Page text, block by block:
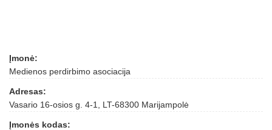
Įmonė:
Medienos perdirbimo asociacija
Adresas:
Vasario 16-osios g. 4-1, LT-68300 Marijampolė
Įmonės kodas: